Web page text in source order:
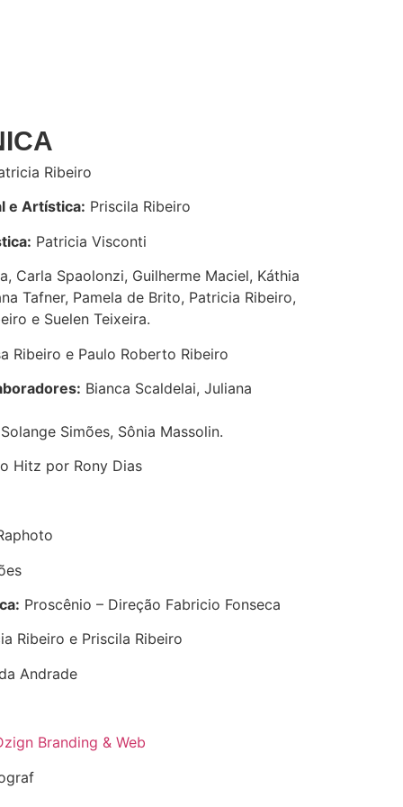
Ribeiro
e Artística: Priscila Ribeiro
Patricia Visconti
Carla Spaolonzi, Guilherme Maciel, Káthia
Tafner, Pamela de Brito, Patricia Ribeiro,
e Suelen Teixeira.
Ribeiro e Paulo Roberto Ribeiro
Bianca Scaldelai, Juliana
Simões, Sônia Massolin.
Hitz por Rony Dias
Proscênio – Direção Fabricio Fonseca
Ribeiro e Priscila Ribeiro
Andrade
Branding & Web